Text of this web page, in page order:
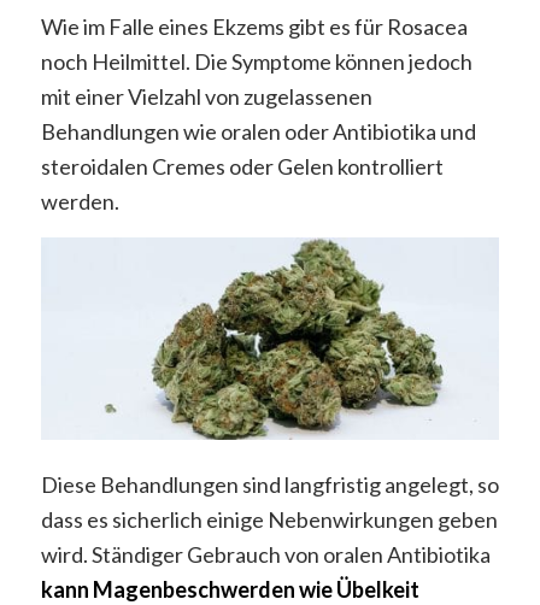
Wie im Falle eines Ekzems gibt es für Rosacea
noch Heilmittel. Die Symptome können jedoch
mit einer Vielzahl von zugelassenen
Behandlungen wie oralen oder Antibiotika und
steroidalen Cremes oder Gelen kontrolliert
werden.
Diese Behandlungen sind langfristig angelegt, so
dass es sicherlich einige Nebenwirkungen geben
wird. Ständiger Gebrauch von oralen Antibiotika
kann Magenbeschwerden wie Übelkeit